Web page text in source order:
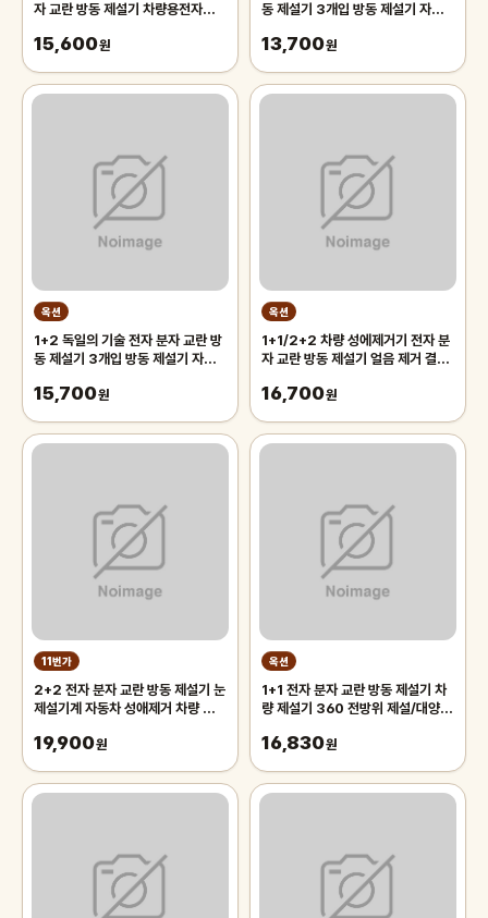
자 교란 방동 제설기 차량용전자제설
해빙
15,600원
동 제설기 3개입 방동 제설기 자동
13,700원
옥션
1+2 독일의 기술 전자 분자 교란 방
동 제설기 3개입 방동 제설기 자동
15,700원
옥션
1+1/2+2 차량 성에제거기 전자 분
자 교란 방동 제설기 얼음 제거 결빙
16,700원
11번가
2+2 전자 분자 교란 방동 제설기 눈
제설기계 자동차 성애제거 차량 성에
19,900원
옥션
1+1 전자 분자 교란 방동 제설기 차
량 제설기 360 전방위 제설/대양광
16,830원